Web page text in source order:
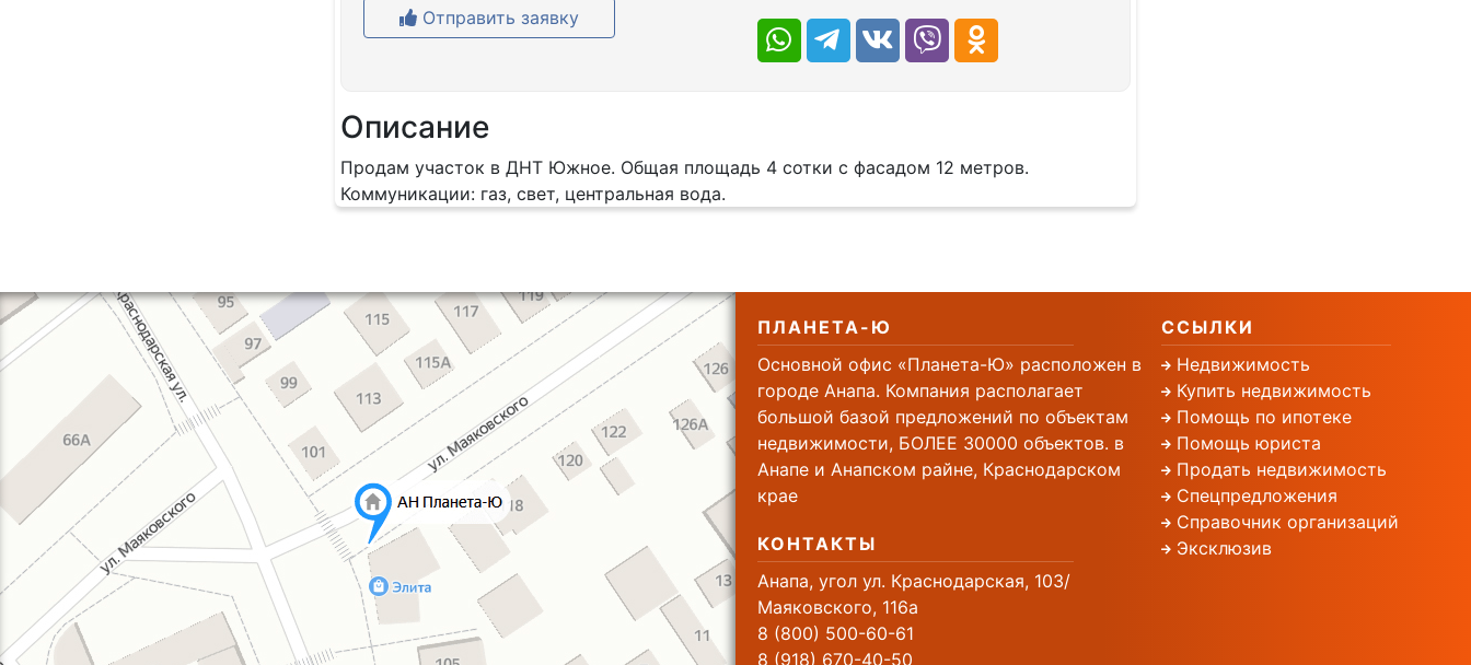
Отправить заявку
Описание
Продам участок в ДНТ Южное. Общая площадь 4 сотки с фасадом 12 метров.
Коммуникации: газ, свет, центральная вода.
ПЛАНЕТА-Ю
Основной офис «Планета-Ю» расположен в
городе Анапа. Компания располагает
большой базой предложений по объектам
недвижимости, БОЛЕЕ 30000 объектов. в
Анапе и Анапском райне, Краснодарском
крае
КОНТАКТЫ
Анапа, угол ул. Краснодарская, 103/
Маяковского, 116а
8 (800) 500-60-61
8 (918) 670-40-50
ССЫЛКИ
Недвижимость
Купить недвижимость
Помощь по ипотеке
Помощь юриста
Продать недвижимость
Спецпредложения
Справочник организаций
Эксклюзив